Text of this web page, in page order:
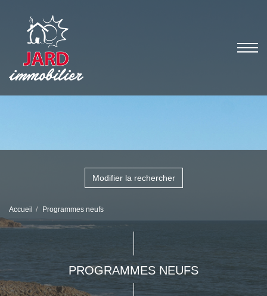
Modifier la rechercher
Accueil Programmes neufs
PROGRAMMES NEUFS